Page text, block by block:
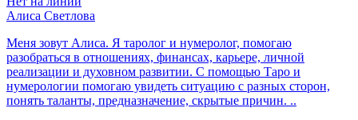
Алиса Светлова
Меня зовут Алиса. Я таролог и нумеролог, помогаю
разобраться в отношениях, финансах, карьере, личной
реализации и духовном развитии. С помощью Таро и
нумерологии помогаю увидеть ситуацию с разных сторон,
понять таланты, предназначение, скрытые причин. ..